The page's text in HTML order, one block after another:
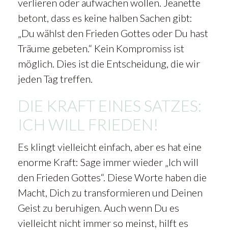
verlieren oder aufwachen wollen. Jeanette
betont, dass es keine halben Sachen gibt:
„Du wählst den Frieden Gottes oder Du hast
Träume gebeten.“ Kein Kompromiss ist
möglich. Dies ist die Entscheidung, die wir
jeden Tag treffen.
DIE KRAFT EINES SATZES:
ICH WILL FRIEDEN!
Es klingt vielleicht einfach, aber es hat eine
enorme Kraft: Sage immer wieder „Ich will
den Frieden Gottes“. Diese Worte haben die
Macht, Dich zu transformieren und Deinen
Geist zu beruhigen. Auch wenn Du es
vielleicht nicht immer so meinst, hilft es